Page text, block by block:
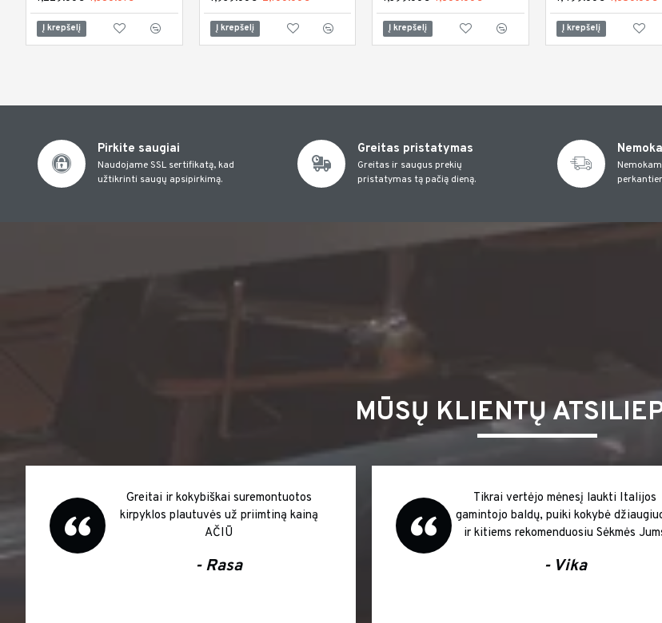
Į krepšelį Į krepšelį Į krepšelį Į krepšelį
Į krepšelį
Pirkite saugiai
Naudojame SSL sertifikatą, kad
užtikrinti saugų apsipirkimą.
Greitas pristatymas
Greitas ir saugus prekių
pristatymas tą pačią dieną.
MŪSŲ KLIENTŲ
Greitai ir kokybiškai suremontuotos
kirpyklos plautuvės už priimtiną kainą
AČIŪ
- Rasa
Tikrai vertėjo mėnesį laukti Italijos
gamintojo baldų, puiki kokybė
ir kitiems rekomenduosiu Sėkmės
- Vika